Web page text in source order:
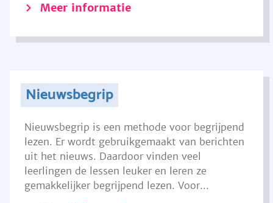
Meer informatie
Nieuwsbegrip
Nieuwsbegrip is een methode voor begrijpend
lezen. Er wordt gebruikgemaakt van berichten
uit het nieuws. Daardoor vinden veel
leerlingen de lessen leuker en leren ze
gemakkelijker begrijpend lezen. Voor...